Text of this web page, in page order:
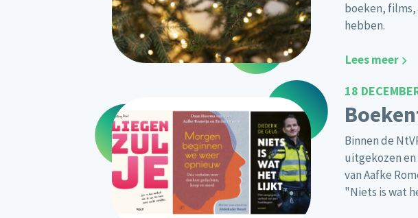
boeken, films,
hebben.
Lees meer
18
Binnen de
uitgekozen
van Aafke
"Niets is wat